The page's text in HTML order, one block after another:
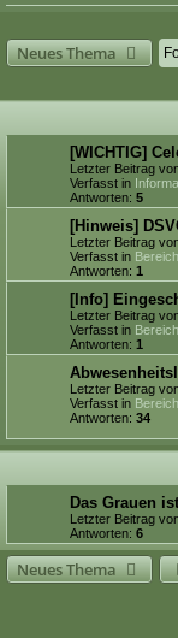
Neues Thema
[WICHTIG]
Letzter Beitrag
Verfasst in
Antworten: 5
[Hinweis]
Letzter Beitrag
Verfasst in
Antworten: 1
[Info]
Letzter Beitrag
Verfasst in
Antworten: 1
Letzter Beitrag
Verfasst in
Antworten: 34
Das Grauen
Letzter Beitrag
Antworten: 6
Neues Thema